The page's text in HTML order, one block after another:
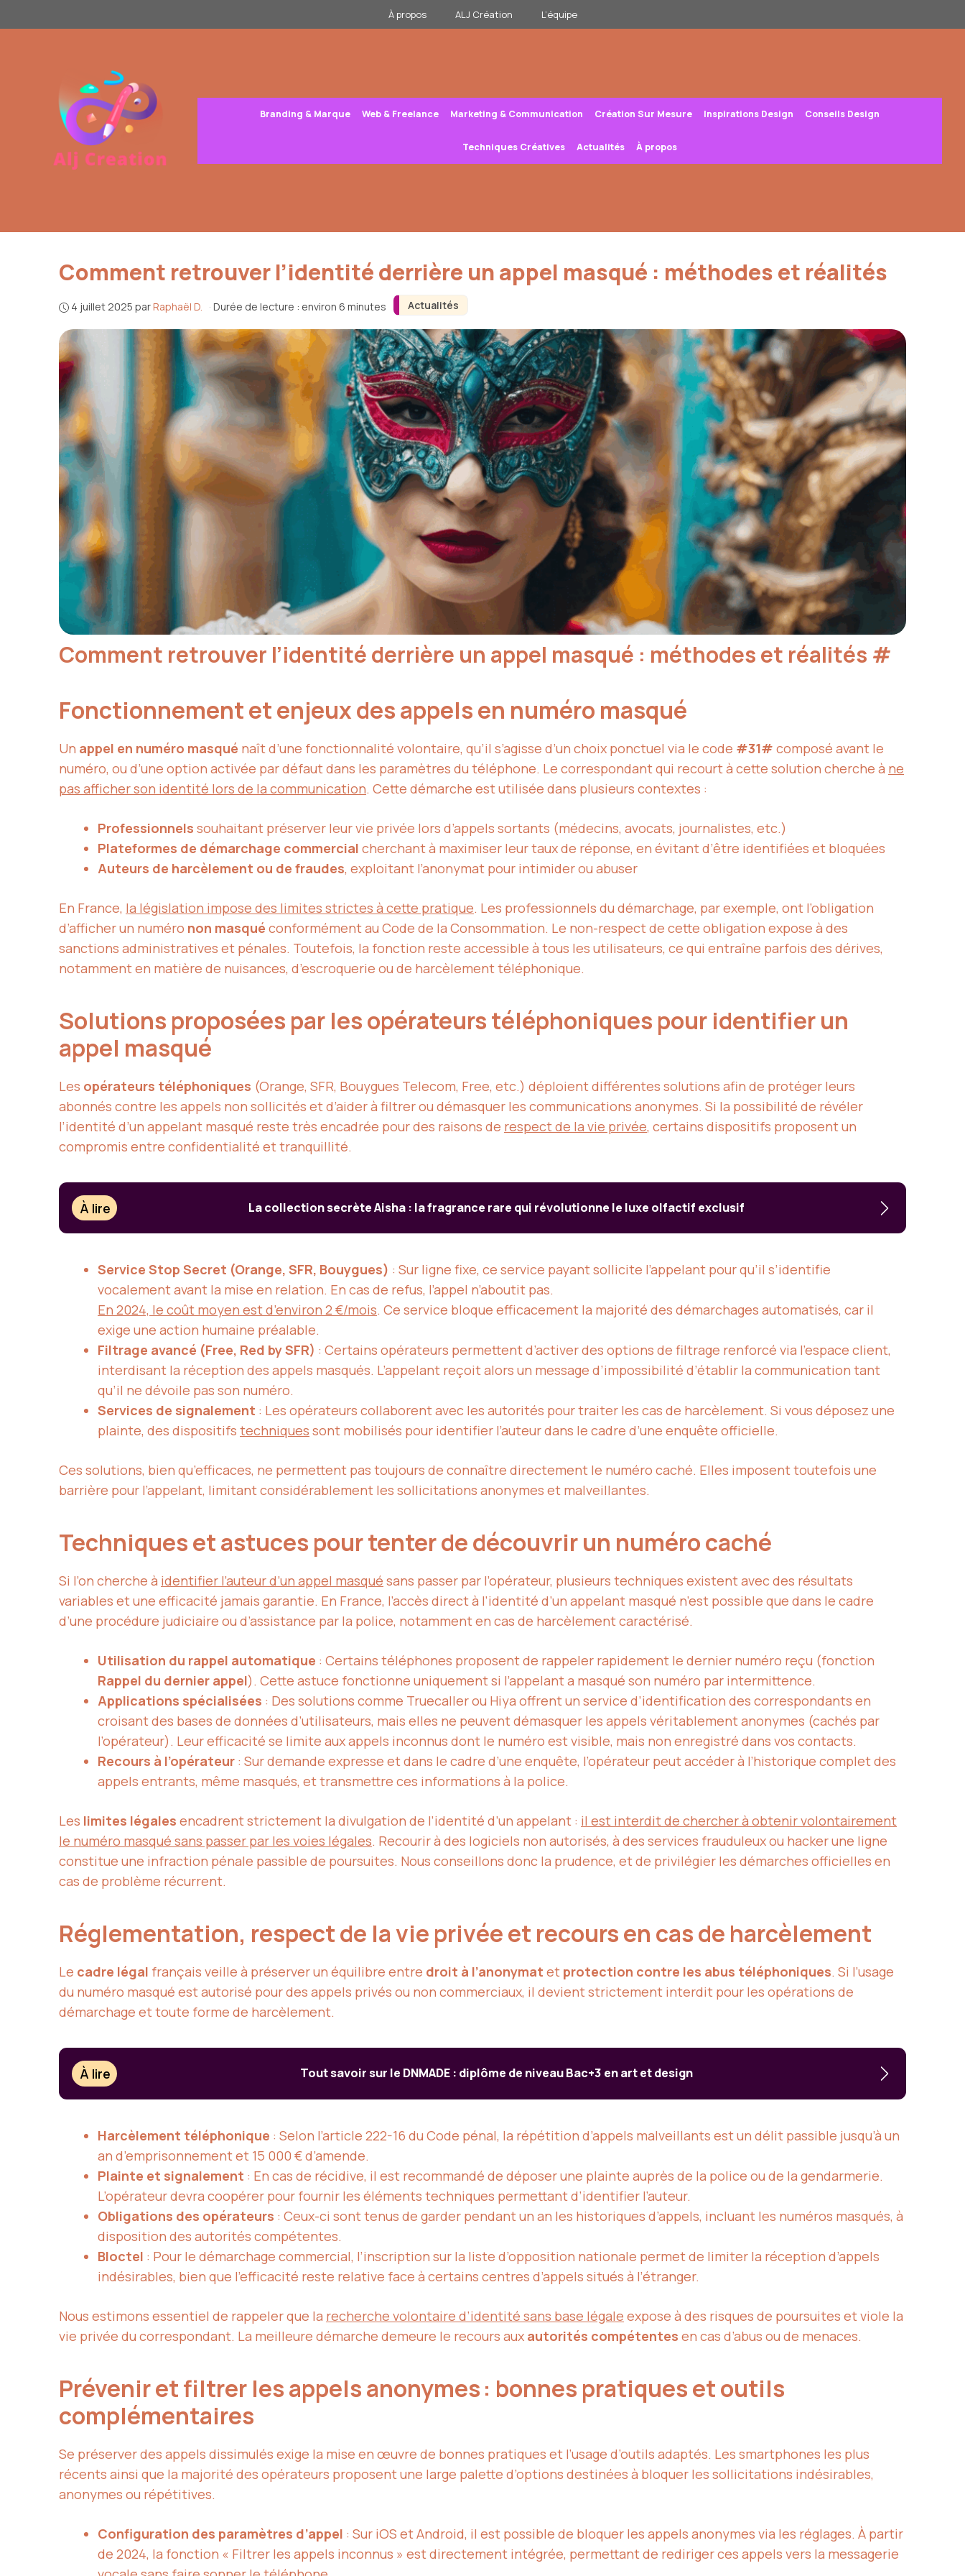
au
À propos ALJ Création L’équipe
Branding & Marque Web & Freelance Marketing & Communication Création Sur Mesure Inspirations Design Conseils Design
Techniques Créatives Actualités À propos
Actualités
Comment retrouver l’identité derrière un appel masqué : méthodes et réalités
4 juillet 2025 parRaphaël D. · Durée de lecture : environ 6 minutes
Comment retrouver l’identité derrière un appel masqué : méthodes et réalités #
Fonctionnement et enjeux des appels en numéro masqué
Un appel en numéro masqué naît d’une fonctionnalité volontaire, qu’il s’agisse d’un choix ponctuel via le code #31# composé avant le
numéro, ou d’une option activée par défaut dans les paramètres du téléphone. Le correspondant qui recourt à cette solution cherche à ne
pas afficher son identité lors de la communication. Cette démarche est utilisée dans plusieurs contextes :
Professionnels souhaitant préserver leur vie privée lors d’appels sortants (médecins, avocats, journalistes, etc.)
Plateformes de démarchage commercial cherchant à maximiser leur taux de réponse, en évitant d’être identifiées et bloquées
Auteurs de harcèlement ou de fraudes, exploitant l’anonymat pour intimider ou abuser
En France, la législation impose des limites strictes à cette pratique. Les professionnels du démarchage, par exemple, ont l’obligation
d’afficher un numéro non masqué conformément au Code de la Consommation. Le non-respect de cette obligation expose à des
sanctions administratives et pénales. Toutefois, la fonction reste accessible à tous les utilisateurs, ce qui entraîne parfois des dérives,
notamment en matière de nuisances, d’escroquerie ou de harcèlement téléphonique.
Solutions proposées par les opérateurs téléphoniques pour identifier un
appel masqué
Les opérateurs téléphoniques (Orange, SFR, Bouygues Telecom, Free, etc.) déploient différentes solutions afin de protéger leurs
abonnés contre les appels non sollicités et d’aider à filtrer ou démasquer les communications anonymes. Si la possibilité de révéler
l’identité d’un appelant masqué reste très encadrée pour des raisons de respect de la vie privée, certains dispositifs proposent un
compromis entre confidentialité et tranquillité.
À lire La collection secrète Aisha : la fragrance rare qui révolutionne le luxe olfactif exclusif
Service Stop Secret (Orange, SFR, Bouygues) : Sur ligne fixe, ce service payant sollicite l’appelant pour qu’il s’identifie
vocalement avant la mise en relation. En cas de refus, l’appel n’aboutit pas.
En 2024, le coût moyen est d’environ 2 €/mois. Ce service bloque efficacement la majorité des démarchages automatisés, car il
exige une action humaine préalable.
Filtrage avancé (Free, Red by SFR) : Certains opérateurs permettent d’activer des options de filtrage renforcé via l’espace client,
interdisant la réception des appels masqués. L’appelant reçoit alors un message d’impossibilité d’établir la communication tant
qu’il ne dévoile pas son numéro.
Services de signalement : Les opérateurs collaborent avec les autorités pour traiter les cas de harcèlement. Si vous déposez une
plainte, des dispositifs techniques sont mobilisés pour identifier l’auteur dans le cadre d’une enquête officielle.
Ces solutions, bien qu’efficaces, ne permettent pas toujours de connaître directement le numéro caché. Elles imposent toutefois une
barrière pour l’appelant, limitant considérablement les sollicitations anonymes et malveillantes.
Techniques et astuces pour tenter de découvrir un numéro caché
Si l’on cherche à identifier l’auteur d’un appel masqué sans passer par l’opérateur, plusieurs techniques existent avec des résultats
variables et une efficacité jamais garantie. En France, l’accès direct à l’identité d’un appelant masqué n’est possible que dans le cadre
d’une procédure judiciaire ou d’assistance par la police, notamment en cas de harcèlement caractérisé.
Utilisation du rappel automatique : Certains téléphones proposent de rappeler rapidement le dernier numéro reçu (fonction
Rappel du dernier appel). Cette astuce fonctionne uniquement si l’appelant a masqué son numéro par intermittence.
Applications spécialisées : Des solutions comme Truecaller ou Hiya offrent un service d’identification des correspondants en
croisant des bases de données d’utilisateurs, mais elles ne peuvent démasquer les appels véritablement anonymes (cachés par
l’opérateur). Leur efficacité se limite aux appels inconnus dont le numéro est visible, mais non enregistré dans vos contacts.
Recours à l’opérateur : Sur demande expresse et dans le cadre d’une enquête, l’opérateur peut accéder à l’historique complet des
appels entrants, même masqués, et transmettre ces informations à la police.
Les limites légales encadrent strictement la divulgation de l’identité d’un appelant : il est interdit de chercher à obtenir volontairement
le numéro masqué sans passer par les voies légales. Recourir à des logiciels non autorisés, à des services frauduleux ou hacker une ligne
constitue une infraction pénale passible de poursuites. Nous conseillons donc la prudence, et de privilégier les démarches officielles en
cas de problème récurrent.
Réglementation, respect de la vie privée et recours en cas de harcèlement
Le cadre légal français veille à préserver un équilibre entre droit à l’anonymat et protection contre les abus téléphoniques. Si l’usage
du numéro masqué est autorisé pour des appels privés ou non commerciaux, il devient strictement interdit pour les opérations de
démarchage et toute forme de harcèlement.
À lire Tout savoir sur le DNMADE : diplôme de niveau Bac+3 en art et design
Harcèlement téléphonique : Selon l’article 222-16 du Code pénal, la répétition d’appels malveillants est un délit passible jusqu’à un
an d’emprisonnement et 15 000 € d’amende.
Plainte et signalement : En cas de récidive, il est recommandé de déposer une plainte auprès de la police ou de la gendarmerie.
L’opérateur devra coopérer pour fournir les éléments techniques permettant d’identifier l’auteur.
Obligations des opérateurs : Ceux-ci sont tenus de garder pendant un an les historiques d’appels, incluant les numéros masqués, à
disposition des autorités compétentes.
Bloctel : Pour le démarchage commercial, l’inscription sur la liste d’opposition nationale permet de limiter la réception d’appels
indésirables, bien que l’efficacité reste relative face à certains centres d’appels situés à l’étranger.
Nous estimons essentiel de rappeler que la recherche volontaire d’identité sans base légale expose à des risques de poursuites et viole la
vie privée du correspondant. La meilleure démarche demeure le recours aux autorités compétentes en cas d’abus ou de menaces.
Prévenir et filtrer les appels anonymes : bonnes pratiques et outils
complémentaires
Se préserver des appels dissimulés exige la mise en œuvre de bonnes pratiques et l’usage d’outils adaptés. Les smartphones les plus
récents ainsi que la majorité des opérateurs proposent une large palette d’options destinées à bloquer les sollicitations indésirables,
anonymes ou répétitives.
Configuration des paramètres d’appel : Sur iOS et Android, il est possible de bloquer les appels anonymes via les réglages. À partir
de 2024, la fonction « Filtrer les appels inconnus » est directement intégrée, permettant de rediriger ces appels vers la messagerie